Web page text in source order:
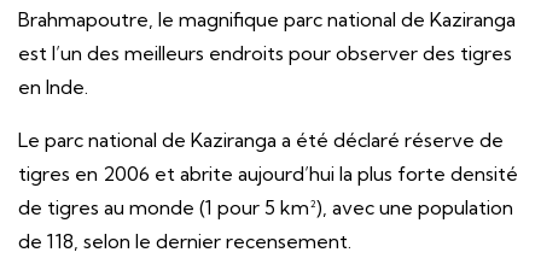
Brahmapoutre, le magnifique parc national de Kaziranga
est l’un des meilleurs endroits pour observer des tigres
en Inde.
Le parc national de Kaziranga a été déclaré réserve de
tigres en 2006 et abrite aujourd’hui la plus forte densité
de tigres au monde (1 pour 5 km²), avec une population
de 118, selon le dernier recensement.